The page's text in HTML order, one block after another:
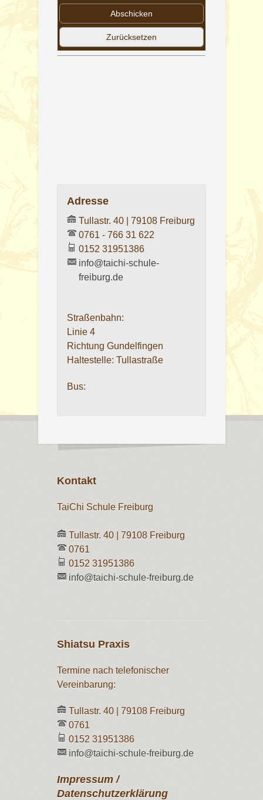
Adresse
Tullastr. 40 | 79108 Freiburg
0761 - 766 31 622
0152 31951386
info@taichi-schule-
freiburg.de
Straßenbahn:
Linie 4
Richtung Gundelfingen
Haltestelle: Tullastraße
Bus:
Kontakt
TaiChi Schule Freiburg
Tullastr. 40 | 79108 Freiburg
0761
0152 31951386
info@taichi-schule-freiburg.de
Shiatsu Praxis
Termine nach telefonischer
Vereinbarung:
Tullastr. 40 | 79108 Freiburg
0761
0152 31951386
info@taichi-schule-freiburg.de
Impressum /
Datenschutzerklärung